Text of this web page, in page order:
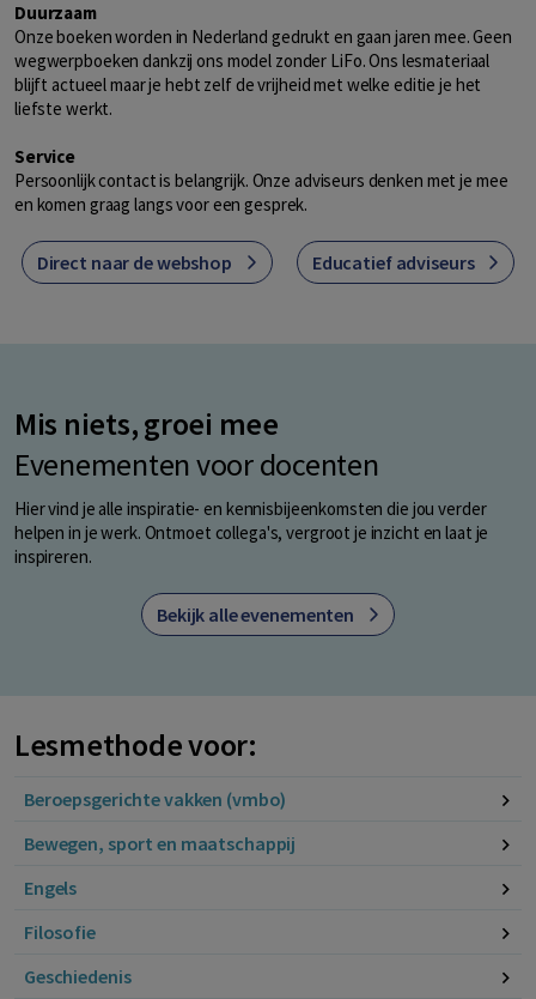
Duurzaam
Onze boeken worden in Nederland gedrukt en gaan jaren mee. Geen
wegwerpboeken dankzij ons model zonder LiFo. Ons lesmateriaal
blijft actueel maar je hebt zelf de vrijheid met welke editie je het
liefste werkt.
Service
Persoonlijk contact is belangrijk. Onze adviseurs denken met je mee
en komen graag langs voor een gesprek.
Direct naar de webshop Educatief adviseurs
Mis niets, groei mee
Evenementen voor docenten
Hier vind je alle inspiratie- en kennisbijeenkomsten die jou verder
helpen in je werk. Ontmoet collega's, vergroot je inzicht en laat je
inspireren.
Bekijk alle evenementen
Lesmethode voor:
Beroepsgerichte vakken (vmbo)
Bewegen, sport en maatschappij
Engels
Filosofie
Geschiedenis